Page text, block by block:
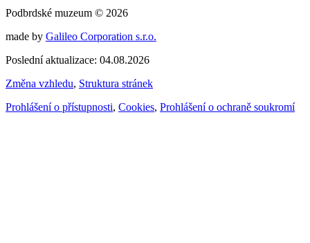
Podbrdské muzeum © 2026
made by Galileo Corporation s.r.o.
Poslední aktualizace: 04.08.2026
Změna vzhledu, Struktura stránek
Prohlášení o přístupnosti, Cookies, Prohlášení o ochraně soukromí